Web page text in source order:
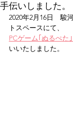
手伝いしました。
2020年2月16日　駿
トスペースにて、
PCゲーム｢ぬるぺた
いいたしました。